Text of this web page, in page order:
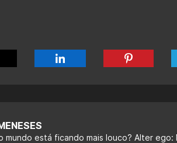
mundo está ficando mais louco? Alter ego: